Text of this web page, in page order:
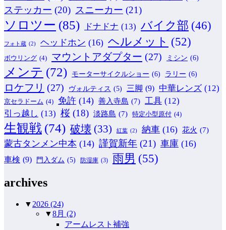
ステッカー (20) スニーカー (21)
ソロツー (85) ドナドナ (13) バイク部 (46)
フォト蔵 (2) ヘッドホン (16) ヘルメット (52)
ボウリング (4) マウントアダプター (27) ミシン (6)
メンテ (72) モーターサイクルショー (6) ラリー (6)
ロケフリ (27) ヴォルティス (5) 三脚 (9) 中華レンズ (12)
京セラドーム (4) 免許 (14) 善入寺島 (7) 工具 (12)
引っ越し (13) 桜 (18) 淡路島 (7) 特定小型原付 (4)
生観戦 (74) 破壊 (33) 紅葉 (2) 納車 (16) 花火 (7)
蒙古タンメン中本 (14) 謹賀新年 (21) 車庫 (16)
車検 (9) 門入ダム (5) 防湿庫 (3) 雨男 (55)
archives
▼ 2026 (24)
▼8月 (2)
アームレスト補強